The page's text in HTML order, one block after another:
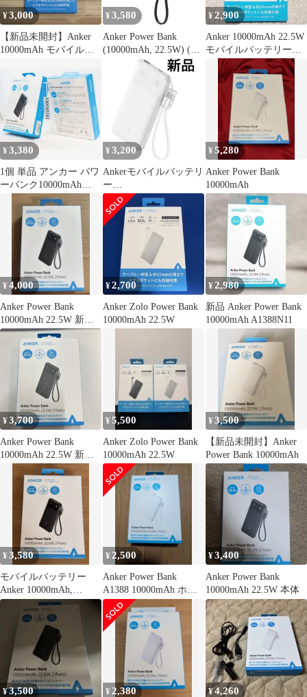
¥3,000
【新品未開封】Anker
10000mAh モバイルバ
¥ 3,580
Anker Power Bank
(10000mAh, 22.5W) (ブ
¥2,900
Anker 10000mAh 22.5W
モバイルバッテリー
A110DN11
¥3,380
1個 単品 アンカー パワ
ーバンク10000mAh
22.5W A1388N11
¥ 3,200
Ankerモバイルバッテリ
ー
PowerBank10000mAh22.
5W2Por
¥5,280
Anker Power Bank
10000mAh
¥4,000
Anker Power Bank
10000mAh 22.5W 新品
未使用
¥2,700
Anker Zolo Power Bank
10000mAh 22.5W
¥2,980
新品 Anker Power Bank
10000mAh A1388N11
¥3,700
Anker Power Bank
10000mAh 22.5W 新品
¥5,500
Anker Zolo Power Bank
10000mAh 22.5W
¥3,500
【新品未開封】Anker
Power Bank 10000mAh
¥3,580
モバイルバッテリー
Anker 10000mAh,
22.5W, 2 Ports
¥2,500
Anker Power Bank
A1388 10000mAh ホワ
イト 白
¥3,400
Anker Power Bank
10000mAh 22.5W 本体
¥3,500 ¥ 2,380 ¥4,260